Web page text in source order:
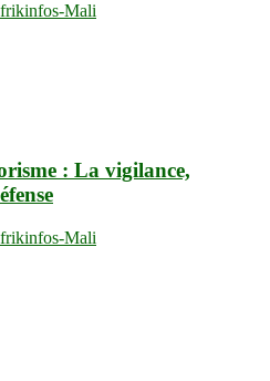
Mali
: La vigilance,
Mali